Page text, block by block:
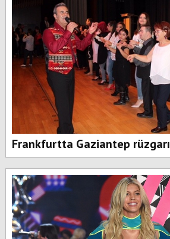
Frankfurtta Gaziantep rüzgarı